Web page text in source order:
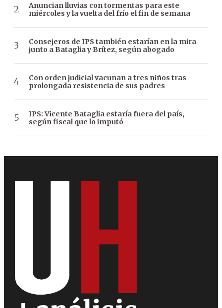
Anuncian lluvias con tormentas para este
miércoles y la vuelta del frío el fin de semana
Consejeros de IPS también estarían en la mira
junto a Bataglia y Brítez, según abogado
Con orden judicial vacunan a tres niños tras
prolongada resistencia de sus padres
IPS: Vicente Bataglia estaría fuera del país,
según fiscal que lo imputó